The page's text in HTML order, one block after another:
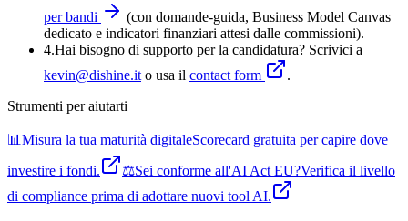
per bandi
(con domande-guida, Business Model Canvas
dedicato e indicatori finanziari attesi dalle commissioni).
4.Hai bisogno di supporto per la candidatura? Scrivici a
kevin@dishine.it o usa il contact form
.
Strumenti per aiutarti
📊 Misura la tua maturità digitaleScorecard gratuita per capire dove
investire i fondi.
⚖️Sei conforme all'AI Act EU?Verifica il livello
di compliance prima di adottare nuovi tool AI.